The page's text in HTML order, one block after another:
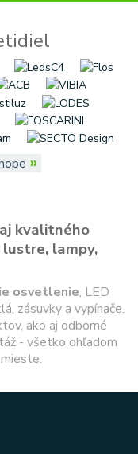
»
kvalitného
lampy,
osvetlenie, LED
zásuvky a vypínače.
ako aj odborné
- všetko ohľadom